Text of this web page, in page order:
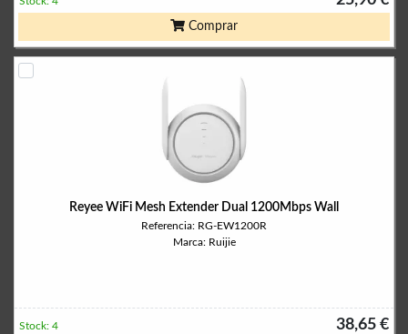
Comprar
Reyee WiFi Mesh Extender Dual 1200Mbps Wall
Referencia: RG-EW1200R
Marca: Ruijie
38,65 €
Stock: 4